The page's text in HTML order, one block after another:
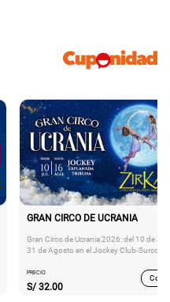
GRAN CIRCO DE UCRANIA
Gran Circo de Ucrania 2026: del 10 de
31 de Agosto en el Jockey Club-Surco
PRECIO
S/ 32.00